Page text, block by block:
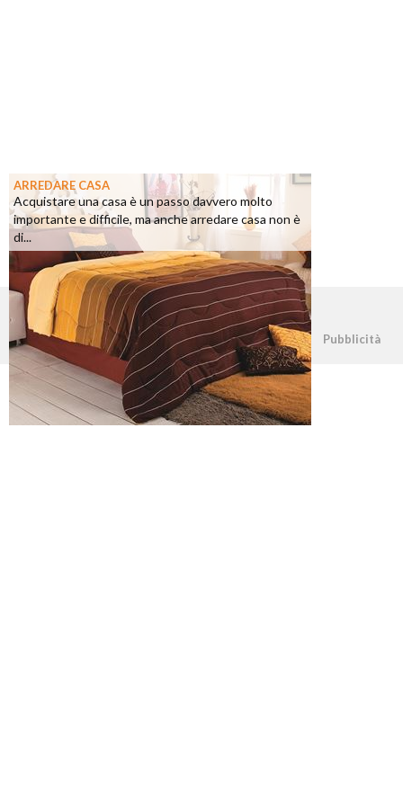
ARREDARE CASA
Acquistare una casa è un passo davvero molto
importante e difficile, ma anche arredare casa non è
di...
©2026 - casapratica.net - p.iva 03338800984 Pubblicità